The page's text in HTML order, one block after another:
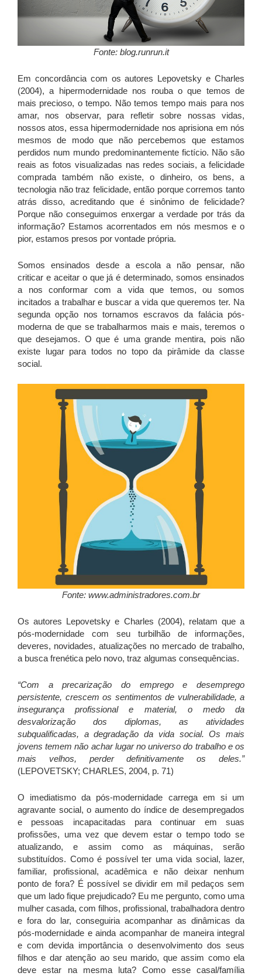
Fonte: blog.runrun.it
Em concordância com os autores Lepovetsky e Charles
(2004), a hipermodernidade nos rouba o que temos de
mais precioso, o tempo. Não temos tempo mais para nos
amar, nos observar, para refletir sobre nossas vidas,
nossos atos, essa hipermodernidade nos aprisiona em nós
mesmos de modo que não percebemos que estamos
perdidos num mundo predominantemente fictício. Não são
reais as fotos visualizadas nas redes sociais, a felicidade
comprada também não existe, o dinheiro, os bens, a
tecnologia não traz felicidade, então porque corremos tanto
atrás disso, acreditando que é sinônimo de felicidade?
Porque não conseguimos enxergar a verdade por trás da
informação? Estamos acorrentados em nós mesmos e o
pior, estamos presos por vontade própria.
Somos ensinados desde a escola a não pensar, não
criticar e aceitar o que já é determinado, somos ensinados
a nos conformar com a vida que temos, ou somos
incitados a trabalhar e buscar a vida que queremos ter. Na
segunda opção nos tornamos escravos da falácia pós-
moderna de que se trabalharmos mais e mais, teremos o
que desejamos. O que é uma grande mentira, pois não
existe lugar para todos no topo da pirâmide da classe
social.
Fonte: www.administradores.com.br
Os autores Lepovetsky e Charles (2004), relatam que a
pós-modernidade com seu turbilhão de informações,
deveres, novidades, atualizações no mercado de trabalho,
a busca frenética pelo novo, traz algumas consequências.
“Com a precarização do emprego e desemprego
persistente, crescem os sentimentos de vulnerabilidade, a
insegurança profissional e material, o medo da
desvalorização dos diplomas, as atividades
subqualificadas, a degradação da vida social. Os mais
jovens temem não achar lugar no universo do trabalho e os
mais velhos, perder definitivamente os deles.”
(LEPOVETSKY; CHARLES, 2004, p. 71)
O imediatismo da pós-modernidade carrega em si um
agravante social, o aumento do índice de desempregados
e pessoas incapacitadas para continuar em suas
profissões, uma vez que devem estar o tempo todo se
atualizando, e assim como as máquinas, serão
substituídos. Como é possível ter uma vida social, lazer,
familiar, profissional, acadêmica e não deixar nenhum
ponto de fora? É possível se dividir em mil pedaços sem
que um lado fique prejudicado? Eu me pergunto, como uma
mulher casada, com filhos, profissional, trabalhadora dentro
e fora do lar, conseguiria acompanhar as dinâmicas da
pós-modernidade e ainda acompanhar de maneira integral
e com devida importância o desenvolvimento dos seus
filhos e dar atenção ao seu marido, que assim como ela
deve estar na mesma luta? Como esse casal/família